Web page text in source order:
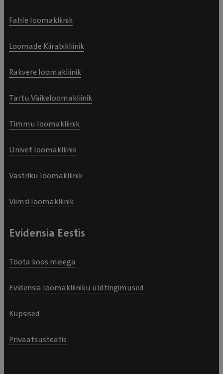
Fahle loomakliinik
Loomade Kiirabikliinik
Rakvere loomakliinik
Tartu Väikeloomakliinik
Timmu loomakliinik
Univet loomakliinik
Västriku loomakliinik
Viimsi loomakliinik
Evidensia Eestis
Tööta koos meiega
Evidensia loomakliiniku üldtingimused
Küpsised
Privaatsusteatis